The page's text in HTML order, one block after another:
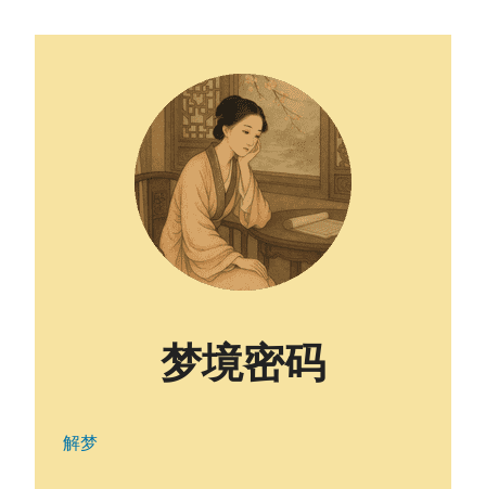
梦境密码
解梦